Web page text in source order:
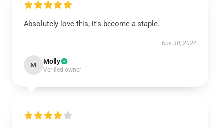
Absolutely love this, it's become a staple.
Nov 30, 2024
M Molly
Verified owner